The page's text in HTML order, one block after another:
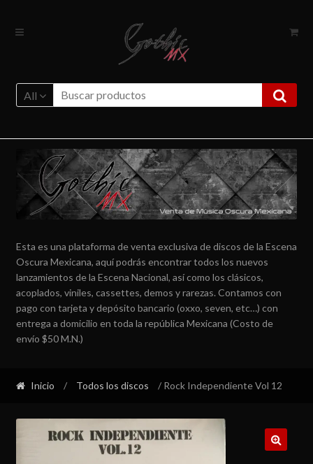
Ir
Ir
All
Esta es una plataforma de venta exclusiva de discos de la Escena
Oscura Mexicana, aquí podrás encontrar todos los nuevos
lanzamientos de la Escena Nacional, así como los clásicos,
acoplados, viniles, cassettes, demos y rarezas. Contamos con
pago con tarjeta y depósito bancario (oxxo, seven, etc…) con
entrega a domicilio en toda la república Mexicana (Costo de
envío $50 M.N.)
Inicio / Todos los discos / Rock Independiente Vol 12